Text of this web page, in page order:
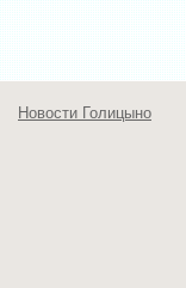
Новости Голицыно